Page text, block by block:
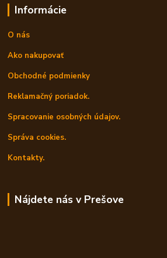
Informácie
O nás
Ako nakupovať
Obchodné podmienky
Reklamačný poriadok.
Spracovanie osobných údajov.
Správa cookies.
Kontakty.
Nájdete nás v Prešove